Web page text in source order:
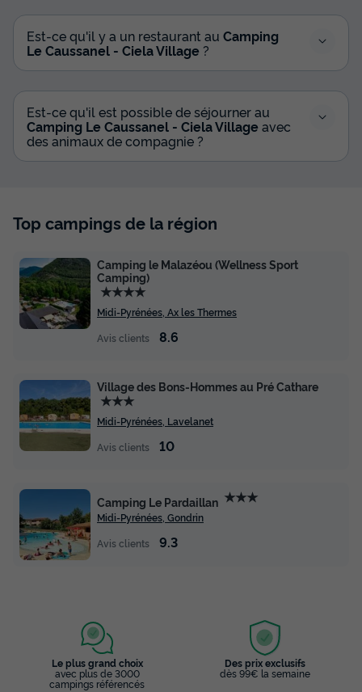
Est-ce qu'il y a un restaurant au Camping
Le Caussanel - Ciela Village ?
Est-ce qu'il est possible de séjourner au
Camping Le Caussanel - Ciela Village avec
des animaux de compagnie ?
Top campings de la région
Camping le Malazéou (Wellness Sport
Camping)
★★★★
Midi-Pyrénées, Ax les Thermes
Avis clients
8.6
Village des Bons-Hommes au Pré Cathare
★★★
Midi-Pyrénées, Lavelanet
Avis clients
10
Camping Le Pardaillan ★★★
Midi-Pyrénées, Gondrin
Avis clients
9.3
Le plus grand choix
avec plus de 3000
campings référencés
Des prix exclusifs
dès 99€ la semaine